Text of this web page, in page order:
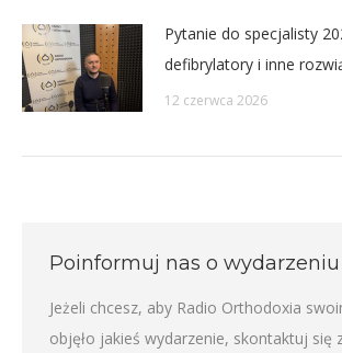
Pytanie do specjalisty
defibrylatory i inne
12 czerwca 2026
Poinformuj nas o wydarzeniu
Jeżeli chcesz, aby Radio Orthodoxia
objęło jakieś wydarzenie, skontaktuj się